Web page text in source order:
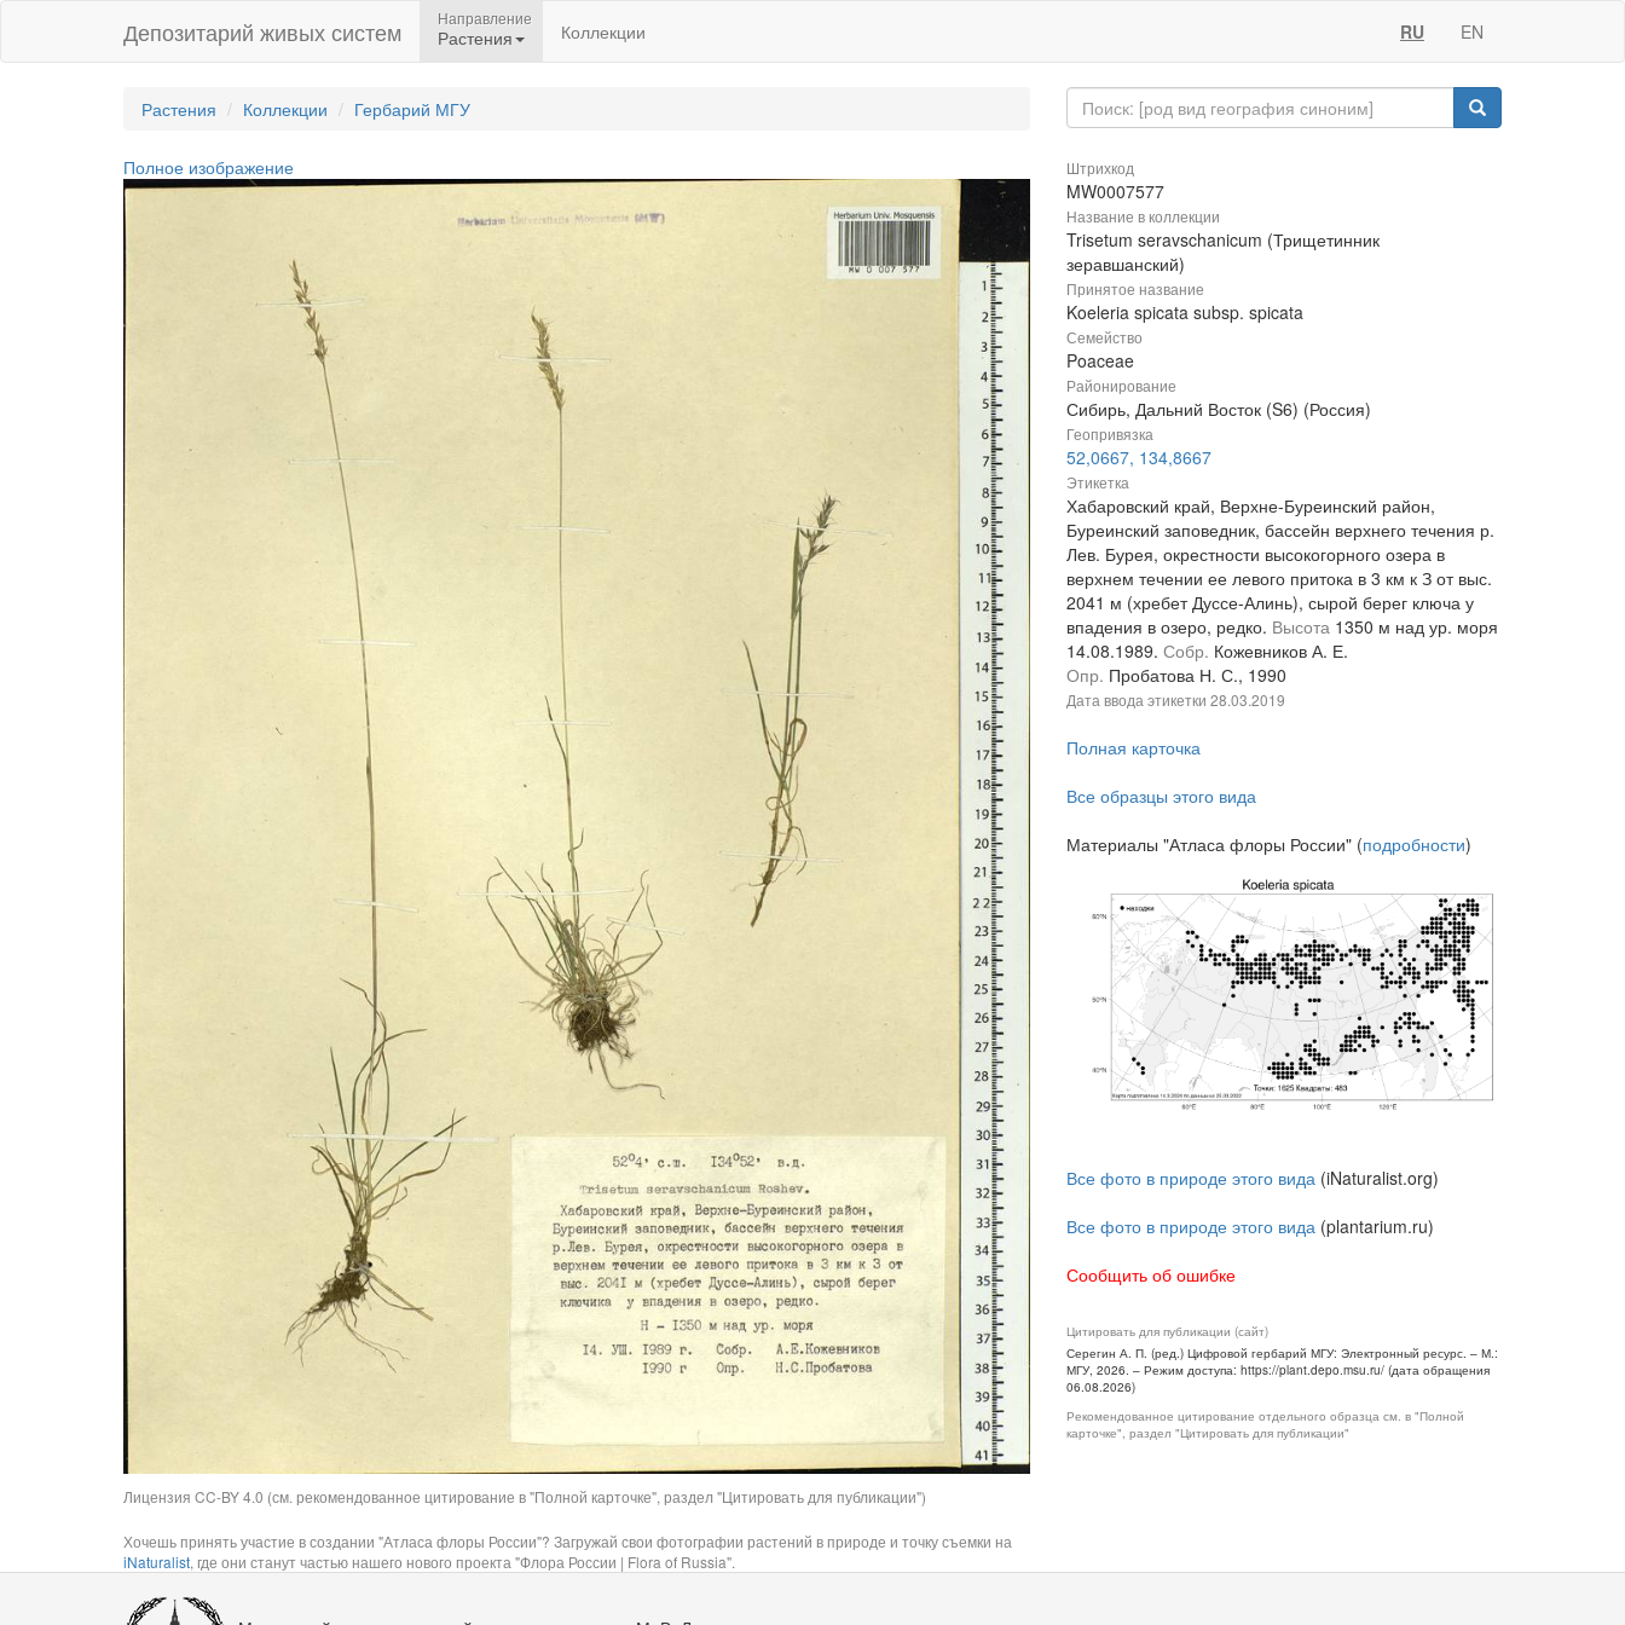
Депозитарий живых систем Направление
Растения Коллекции RU EN
Растения Коллекции Гербарий МГУ
Полное изображение
Лицензия CC-BY 4.0 (см. рекомендованное цитирование в "Полной карточке", раздел "Цитировать для публикации")
Хочешь принять участие в создании "Атласа флоры России"? Загружай свои фотографии растений в природе и точку съемки на
iNaturalist, где они станут частью нашего нового проекта "Флора России | Flora of Russia".
Штрихкод
MW0007577
Название в коллекции
Trisetum seravschanicum (Трищетинник
зеравшанский)
Принятое название
Koeleria spicata subsp. spicata
Семейство
Poaceae
Районирование
Сибирь, Дальний Восток (S6) (Россия)
Геопривязка
52,0667, 134,8667
Этикетка
Хабаровский край, Верхне-Буреинский район,
Буреинский заповедник, бассейн верхнего течения р.
Лев. Бурея, окрестности высокогорного озера в
верхнем течении ее левого притока в 3 км к З от выс.
2041 м (хребет Дуссе-Алинь), сырой берег ключа у
впадения в озеро, редко. Высота 1350 м над ур. моря
14.08.1989. Собр. Кожевников А. Е.
Опр. Пробатова Н. С., 1990
Дата ввода этикетки 28.03.2019
Полная карточка
Все образцы этого вида
Материалы "Атласа флоры России" (подробности)
Все фото в природе этого вида (iNaturalist.org)
Все фото в природе этого вида (plantarium.ru)
Сообщить об ошибке
Цитировать для публикации (сайт)
Серегин А. П. (ред.) Цифровой гербарий МГУ: Электронный ресурс. – М.:
МГУ, 2026. – Режим доступа: https://plant.depo.msu.ru/ (дата обращения
06.08.2026)
Рекомендованное цитирование отдельного образца см. в "Полной
карточке", раздел "Цитировать для публикации"